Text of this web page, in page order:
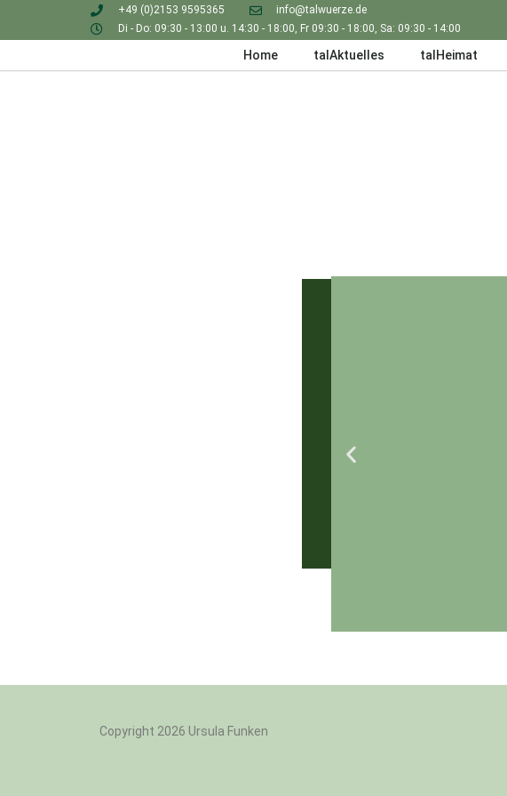
+49 (0)2153 9595365
info@talwuerze.de
Di - Do: 09:30 - 13:00 u. 14:30 - 18:00, Fr 09:30 - 18:00, Sa: 09:30 - 14:00
Home talAktuelles talHeimat
Copyright 2026 Ursula Funken